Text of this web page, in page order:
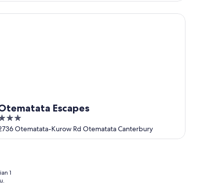
Escapes
Otematata-Kurow Rd Otematata Canterbury
1